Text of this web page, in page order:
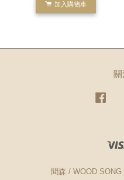
加入購物車
聞森 / WOOD